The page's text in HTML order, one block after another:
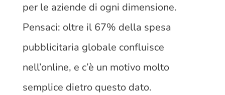
per le aziende di ogni dimensione.
Pensaci: oltre il 67% della spesa
pubblicitaria globale confluisce
nell’online, e c’è un motivo molto
semplice dietro questo dato.